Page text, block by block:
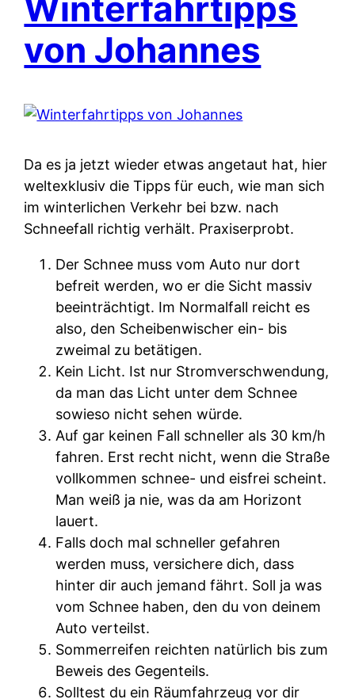
Winterfahrtipps
von Johannes
Da es ja jetzt wieder etwas angetaut hat, hier
weltexklusiv die Tipps für euch, wie man sich
im winterlichen Verkehr bei bzw. nach
Schneefall richtig verhält. Praxiserprobt.
Der Schnee muss vom Auto nur dort
befreit werden, wo er die Sicht massiv
beeinträchtigt. Im Normalfall reicht es
also, den Scheibenwischer ein- bis
zweimal zu betätigen.
Kein Licht. Ist nur Stromverschwendung,
da man das Licht unter dem Schnee
sowieso nicht sehen würde.
Auf gar keinen Fall schneller als 30 km/h
fahren. Erst recht nicht, wenn die Straße
vollkommen schnee- und eisfrei scheint.
Man weiß ja nie, was da am Horizont
lauert.
Falls doch mal schneller gefahren
werden muss, versichere dich, dass
hinter dir auch jemand fährt. Soll ja was
vom Schnee haben, den du von deinem
Auto verteilst.
Sommerreifen reichten natürlich bis zum
Beweis des Gegenteils.
Solltest du ein Räumfahrzeug vor dir